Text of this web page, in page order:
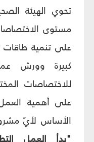
تحوي الهيئة
مستوى
على تنمية طاقات
كبيرة وورش
للاختصاصات
على أهمية
الأساس لأيّ
"بدأ العمل